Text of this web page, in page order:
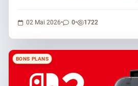
02 Mai 2026• 0
0 commentaires
• 1722
1722 vues
BONS PLANS